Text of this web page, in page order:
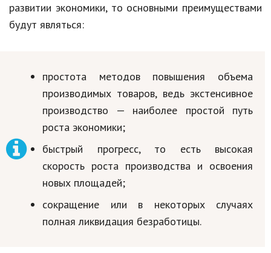
развитии экономики, то основными преимуществами
будут являться:
простота методов повышения объема
производимых товаров, ведь экстенсивное
производство — наиболее простой путь
роста экономики;
быстрый прогресс, то есть высокая
скорость роста производства и освоения
новых площадей;
сокращение или в некоторых случаях
полная ликвидация безработицы.